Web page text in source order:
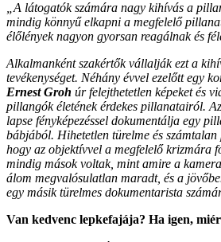
„A látogatók számára nagy kihívás a
mindig könnyű elkapni a megfelelő
élőlények nagyon gyorsan reagálnak és
Alkalmanként szakértők vállalják ezt a
tevékenységet. Néhány évvel ezelőtt egy
Ernest Groh úr felejthetetlen képeket és
pillangók életének érdekes pillanatairól.
lapse fényképezéssel dokumentálja egy
bábjából. Hihetetlen türelme és számtalan
hogy az objektívvel a megfelelő krizmára
mindig mások voltak, mint amire a
álom megvalósulatlan maradt, és a
egy másik türelmes dokumentarista
Van kedvenc lepkefajája? Ha igen,